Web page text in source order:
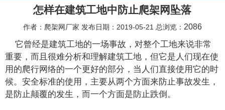
怎样在建筑工地中防止爬架网坠落
作者：爬架网厂家 发布日期：2019-05-21 总浏览： 2086
它曾经是建筑工地的一场事故，对整个工地来说非常
重要，而且很难分析和理解建筑工地，但它是人们现在使
用的爬行网络的一个更好的部分，当人们直接使用它的时
候。安全标准的使用，主要从两个方面来防止事故发生，
是防止颠覆的发生，而一个方面是防止跌倒。